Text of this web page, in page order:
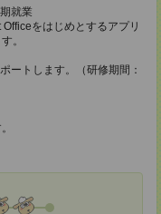
就業
をはじめとするアプリ
。
ートします。（研修期間：